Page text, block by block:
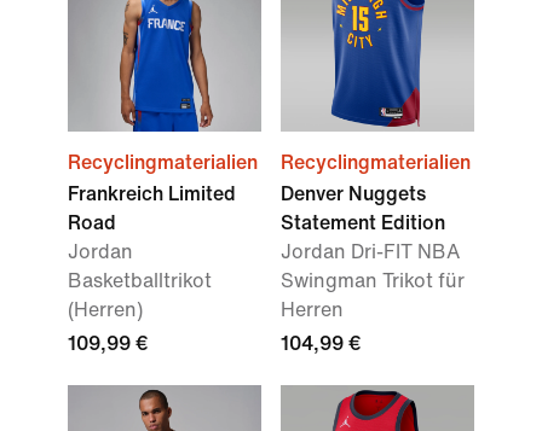
Recyclingmaterialien
Frankreich Limited
Road
Jordan
Basketballtrikot
(Herren)
109,99 €
Recyclingmaterialien
Denver Nuggets
Statement Edition
Jordan Dri-FIT NBA
Swingman Trikot für
Herren
104,99 €